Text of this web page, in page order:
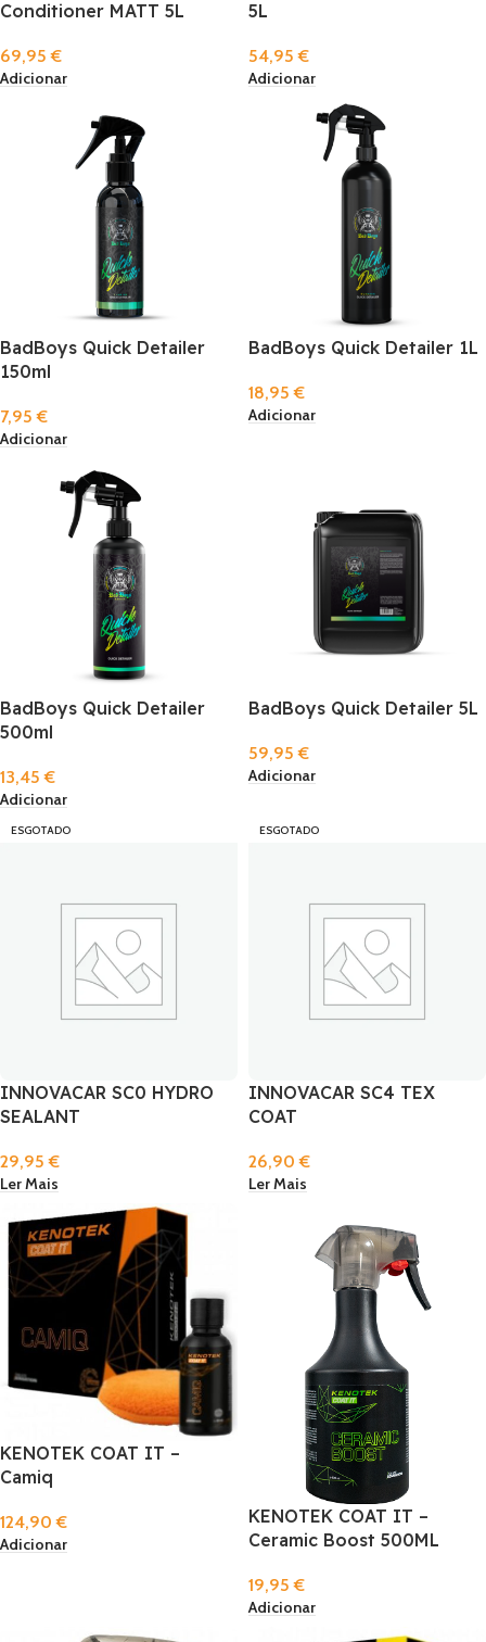
Conditioner MATT 5L
69,95€
Adicionar
5L
54,95€
Adicionar
BadBoys Quick Detailer
150ml
7,95€
Adicionar
BadBoys Quick Detailer 1L
18,95€
Adicionar
BadBoys Quick Detailer
500ml
13,45€
Adicionar
BadBoys Quick Detailer 5L
59,95€
Adicionar
ESGOTADO
INNOVACAR SC0 HYDRO
SEALANT
29,95€
Ler Mais
ESGOTADO
INNOVACAR SC4 TEX
COAT
26,90€
Ler Mais
KENOTEK COAT IT –
Camiq
124,90€
Adicionar
KENOTEK COAT IT –
Ceramic Boost 500ML
19,95€
Adicionar